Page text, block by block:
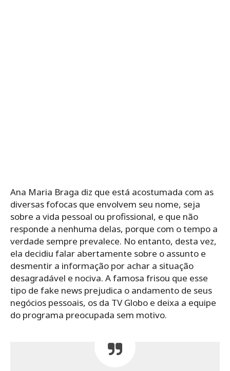
Ana Maria Braga diz que está acostumada com as
diversas fofocas que envolvem seu nome, seja
sobre a vida pessoal ou profissional, e que não
responde a nenhuma delas, porque com o tempo a
verdade sempre prevalece. No entanto, desta vez,
ela decidiu falar abertamente sobre o assunto e
desmentir a informação por achar a situação
desagradável e nociva. A famosa frisou que esse
tipo de fake news prejudica o andamento de seus
negócios pessoais, os da TV Globo e deixa a equipe
do programa preocupada sem motivo.